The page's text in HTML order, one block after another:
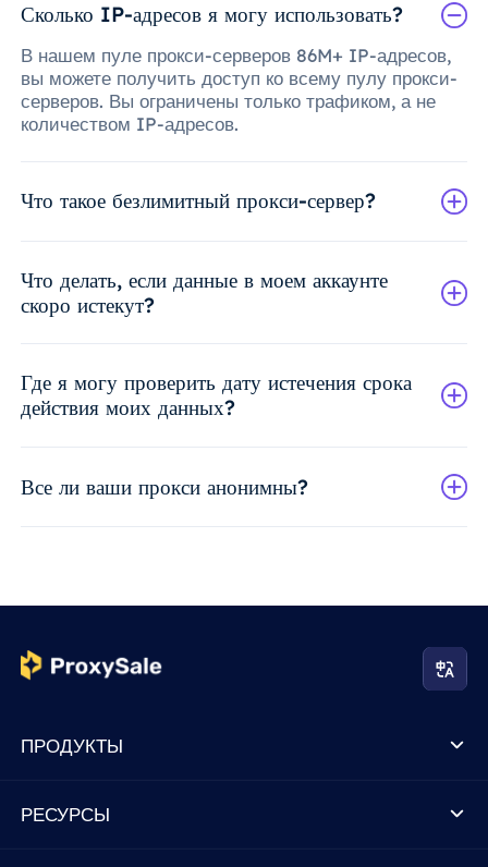
Сколько IP-адресов я могу использовать?
В нашем пуле прокси-серверов 86M+ IP-адресов,
вы можете получить доступ ко всему пулу прокси-
серверов. Вы ограничены только трафиком, а не
количеством IP-адресов.
Что такое безлимитный прокси-сервер?
Что делать, если данные в моем аккаунте
скоро истекут?
Где я могу проверить дату истечения срока
действия моих данных?
Все ли ваши прокси анонимны?
ПРОДУКТЫ
РЕСУРСЫ